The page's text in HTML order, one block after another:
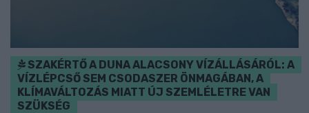
SZAKÉRTŐ A DUNA ALACSONY VÍZÁLLÁSÁRÓL: A
VÍZLÉPCSŐ SEM CSODASZER ÖNMAGÁBAN, A
KLÍMAVÁLTOZÁS MIATT ÚJ SZEMLÉLETRE VAN
SZÜKSÉG